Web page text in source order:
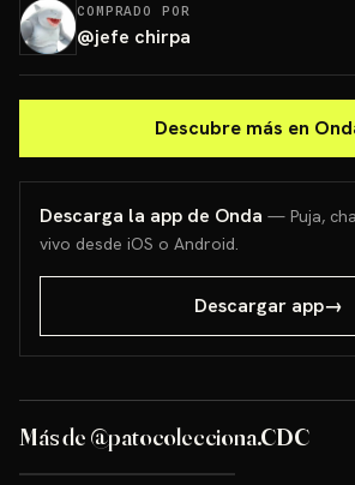
COMPRADO POR
@jefe chirpa
Descubre más en
Descarga la app de Onda — Puja,
vivo desde iOS o Android.
Descargar app→
Más de @patocolecciona.CDC